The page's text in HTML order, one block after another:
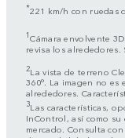
*221 km/h con ruedas
1Cámara envolvente
revisa los
2La vista de terreno
360°. La imagen no es
alrededores.
3Las características,
InControl, así como
mercado. Consulta